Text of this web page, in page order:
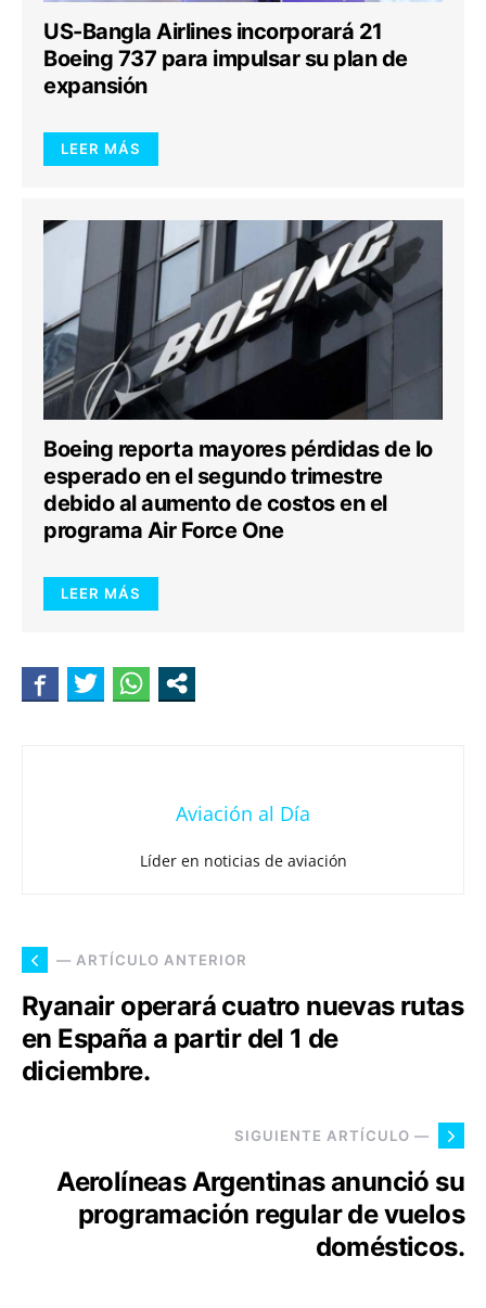
US-Bangla Airlines incorporará 21
Boeing 737 para impulsar su plan de
expansión
LEER MÁS
Boeing reporta mayores pérdidas de lo
esperado en el segundo trimestre
debido al aumento de costos en el
programa Air Force One
LEER MÁS
Aviación al Día
Líder en noticias de aviación
— ARTÍCULO ANTERIOR
Ryanair operará cuatro nuevas rutas
en España a partir del 1 de
diciembre.
SIGUIENTE ARTÍCULO —
Aerolíneas Argentinas anunció su
programación regular de vuelos
domésticos.